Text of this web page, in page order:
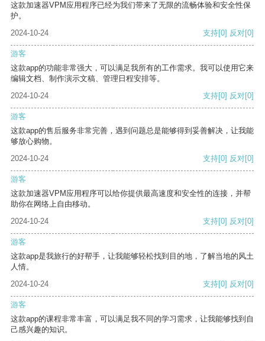
这款加速器VPM应用程序已经为我们带来了无限的流畅体验和安全性保
护。
2024-10-24
支持[0] 反对[0]
游客
这款app的功能非常强大，可以满足我所有的工作需求。我可以使用它来
编辑文档、制作演示文稿、管理日程安排等。
2024-10-24
支持[0] 反对[0]
游客
这款app的售后服务非常完善，遇到问题总是能够得到妥善解决，让我能
够放心购物。
2024-10-24
支持[0] 反对[0]
游客
这款加速器VPM应用程序可以给你提供最高速度和安全性的连接，并帮
助你在网络上自由移动。
2024-10-24
支持[0] 反对[0]
游客
这款app是我旅行的好帮手，让我能够轻松找到目的地，了解当地的风土
人情。
2024-10-24
支持[0] 反对[0]
游客
这款app的课程非常丰富，可以满足我不同的学习需求，让我能够找到自
己感兴趣的知识。